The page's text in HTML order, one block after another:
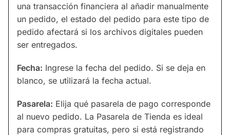
una transacción financiera al añadir manualmente
un pedido, el estado del pedido para este tipo de
pedido afectará si los archivos digitales pueden
ser entregados.
Fecha: Ingrese la fecha del pedido. Si se deja en
blanco, se utilizará la fecha actual.
Pasarela: Elija qué pasarela de pago corresponde
al nuevo pedido. La Pasarela de Tienda es ideal
para compras gratuitas, pero si está registrando